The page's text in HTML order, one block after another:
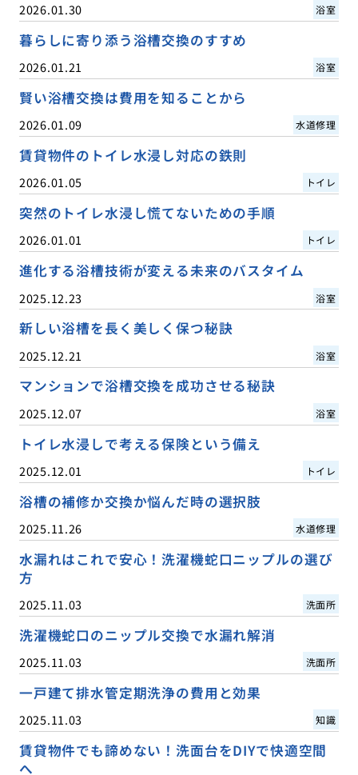
2026.01.30 浴室
暮らしに寄り添う浴槽交換のすすめ
2026.01.21 浴室
賢い浴槽交換は費用を知ることから
2026.01.09 水道修理
賃貸物件のトイレ水浸し対応の鉄則
2026.01.05 トイレ
突然のトイレ水浸し慌てないための手順
2026.01.01 トイレ
進化する浴槽技術が変える未来のバスタイム
2025.12.23 浴室
新しい浴槽を長く美しく保つ秘訣
2025.12.21 浴室
マンションで浴槽交換を成功させる秘訣
2025.12.07 浴室
トイレ水浸しで考える保険という備え
2025.12.01 トイレ
浴槽の補修か交換か悩んだ時の選択肢
2025.11.26 水道修理
水漏れはこれで安心！洗濯機蛇口ニップルの選び
方
2025.11.03 洗面所
洗濯機蛇口のニップル交換で水漏れ解消
2025.11.03 洗面所
一戸建て排水管定期洗浄の費用と効果
2025.11.03 知識
賃貸物件でも諦めない！洗面台をDIYで快適空間
へ